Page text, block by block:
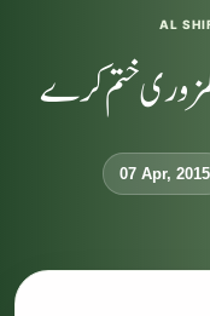
AL
کمزوری ختم کرے
07 Apr, 2015